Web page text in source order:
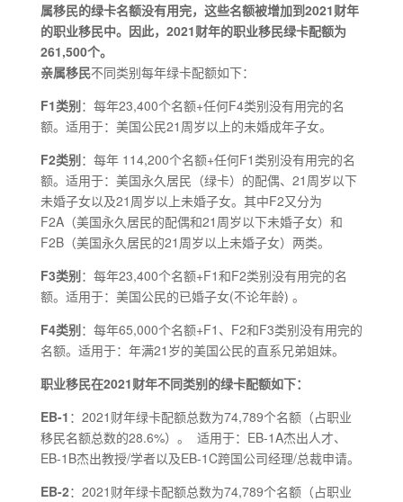
属移民的绿卡名额没有用完，这些名额被增加到2021财年
的职业移民中。因此，2021财年的职业移民绿卡配额为
261,500个。
亲属移民不同类别每年绿卡配额如下：
F1类别：每年23,400个名额+任何F4类别没有用完的名
额。适用于：美国公民21周岁以上的未婚成年子女。
F2类别：每年 114,200个名额+任何F1类别没有用完的名
额。适用于：美国永久居民（绿卡）的配偶、21周岁以下
未婚子女以及21周岁以上未婚子女。其中F2又分为
F2A（美国永久居民的配偶和21周岁以下未婚子女）和
F2B（美国永久居民的21周岁以上未婚子女）两类。
F3类别：每年23,400个名额+F1和F2类别没有用完的名
额。适用于：美国公民的已婚子女(不论年龄) 。
F4类别：每年65,000个名额+F1、F2和F3类别没有用完的
名额。适用于：年满21岁的美国公民的直系兄弟姐妹。
职业移民在2021财年不同类别的绿卡配额如下：
EB-1 ：2021财年绿卡配额总数为74,789个名额（占职业
移民名额总数的28.6%）。 适用于：EB-1A杰出人才、
EB-1B杰出教授/学者以及EB-1C跨国公司经理/总裁申请。
EB-2：2021财年绿卡配额总数为74,789个名额（占职业